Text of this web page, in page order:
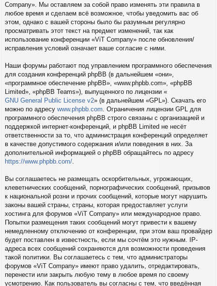
Company». Мы оставляем за собой право изменять эти правила в
любое время и сделаем всё возможное, чтобы уведомить вас об
этом, однако с вашей стороны было бы разумным регулярно
просматривать этот текст на предмет изменений, так как
использование конференции «ViT Company» после обновления/
исправления условий означает ваше согласие с ними.
Наши форумы работают под управлением программного обеспечения
для создания конференций phpBB (в дальнейшем «они»,
«программное обеспечение phpBB», «www.phpbb.com», «phpBB
Limited», «phpBB Teams»), выпущенного по лицензии «
GNU General Public License v2» (в дальнейшем «GPL»). Скачать его
можно по адресу www.phpbb.com . Ограничения лицензии GPL для
программного обеспечения phpBB строго связаны с организацией и
поддержкой интернет-конференций, и phpBB Limited не несёт
ответственности за то, что администрация конференций определяет
в качестве допустимого содержания и/или поведения в них. За
дополнительной информацией о phpBB обращайтесь по адресу
https://www.phpbb.com/
Вы соглашаетесь не размещать оскорбительных, угрожающих,
клеветнических сообщений, порнографических сообщений, призывов
к национальной розни и прочих сообщений, которые могут нарушить
законы вашей страны, страны, которая предоставляет услуги
хостинга для форумов «ViT Company» или международное право.
Попытки размещения таких сообщений могут привести к вашему
немедленному отключению от конференции, при этом ваш провайдер
будет поставлен в известность, если мы сочтём это нужным. IP-
адреса всех сообщений сохраняются для возможности проведения
такой политики. Вы соглашаетесь с тем, что администраторы
форумов «ViT Company» имеют право удалить, отредактировать,
перенести или закрыть любую тему в любое время по своему
усмотрению. Как пользователь вы согласны с тем, что введённая